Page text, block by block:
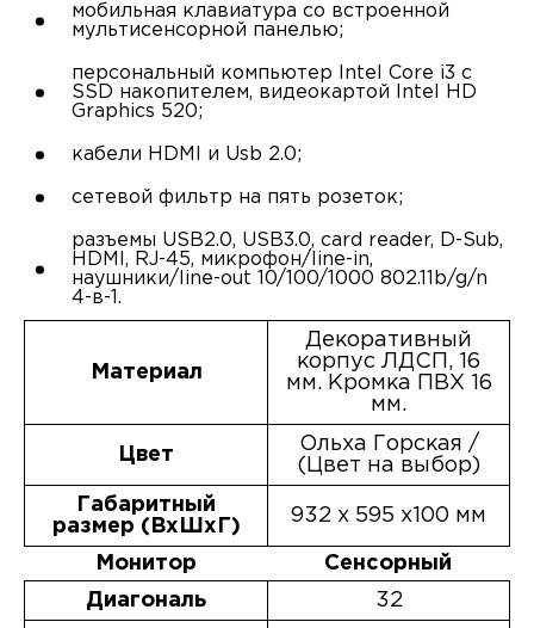
мобильная клавиатура со встроенной
мультисенсорной панелью;
персональный компьютер Intel Core i3 с
SSD накопителем, видеокартой Intel HD
Graphics 520;
кабели HDMI и Usb 2.0;
сетевой фильтр на пять розеток;
разъемы USB2.0, USB3.0, card reader, D-Sub,
HDMI, RJ-45, микрофон/line-in,
наушники/line-out 10/100/1000 802.11b/g/n
4-в-1.
Материал
Декоративный
корпус ЛДСП, 16
мм. Кромка ПВХ 16
мм.
Цвет
Ольха Горская /
(Цвет на выбор)
Габаритный
размер (ВхШхГ)
932 х 595 х100 мм
Монитор
Сенсорный
Диагональ
32